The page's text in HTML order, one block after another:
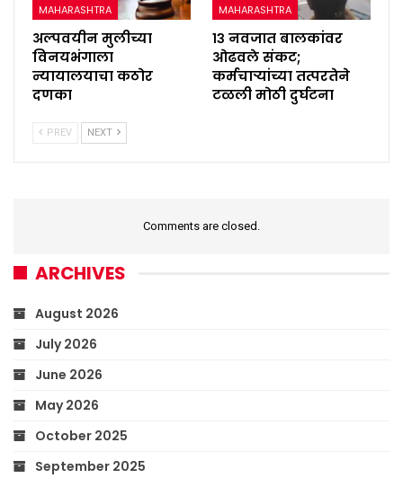
MAHARASHTRA
अल्पवयीन मुलीच्या
विनयभंगाला
न्यायालयाचा कठोर
दणका
MAHARASHTRA
१३ नवजात बालकांवर
ओढवले संकट;
कर्मचाऱ्यांच्या तत्परतेने
टळली मोठी दुर्घटना
PREV NEXT
Comments are closed.
ARCHIVES
August 2026
July 2026
June 2026
May 2026
October 2025
September 2025